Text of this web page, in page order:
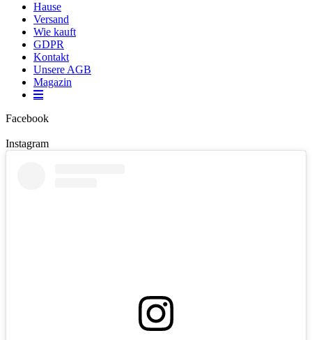
Hause
Versand
Wie kauft
GDPR
Kontakt
Unsere AGB
Magazin
Facebook
Instagram